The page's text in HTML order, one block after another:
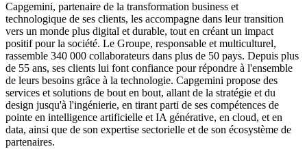
Capgemini, partenaire de la transformation business et
technologique de ses clients, les accompagne dans leur transition
vers un monde plus digital et durable, tout en créant un impact
positif pour la société. Le Groupe, responsable et multiculturel,
rassemble 340 000 collaborateurs dans plus de 50 pays. Depuis plus
de 55 ans, ses clients lui font confiance pour répondre à l'ensemble
de leurs besoins grâce à la technologie. Capgemini propose des
services et solutions de bout en bout, allant de la stratégie et du
design jusqu'à l'ingénierie, en tirant parti de ses compétences de
pointe en intelligence artificielle et IA générative, en cloud, et en
data, ainsi que de son expertise sectorielle et de son écosystème de
partenaires.